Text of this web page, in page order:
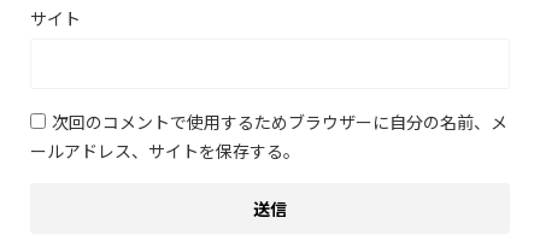
サイト
次回のコメントで使用するためブラウザーに自分の名前、メ
ールアドレス、サイトを保存する。